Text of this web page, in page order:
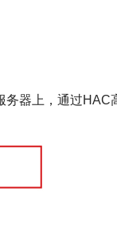
器上，通过